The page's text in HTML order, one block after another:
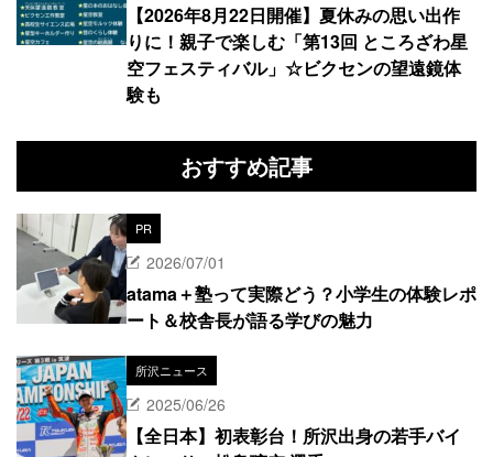
【2026年8月22日開催】夏休みの思い出作
りに！親子で楽しむ「第13回 ところざわ星
空フェスティバル」☆ビクセンの望遠鏡体
験も
おすすめ記事
PR
2026/07/01
atama＋塾って実際どう？小学生の体験レポ
ート＆校舎長が語る学びの魅力
所沢ニュース
2025/06/26
【全日本】初表彰台！所沢出身の若手バイ